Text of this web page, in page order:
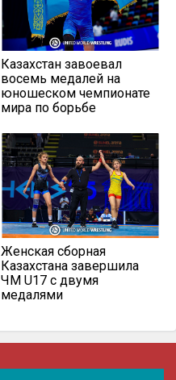
Казахстан завоевал
восемь медалей на
юношеском чемпионате
мира по борьбе
Женская сборная
Казахстана завершила
ЧМ U17 с двумя
медалями